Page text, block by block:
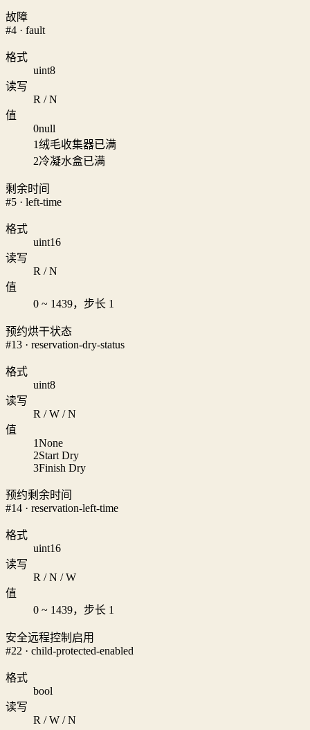
故障
#4 · fault
格式
uint8
读写
R / N
值
0null
1绒毛收集器已满
2冷凝水盒已满
剩余时间
#5 · left-time
格式
uint16
读写
R / N
值
0 ~ 1439，步长 1
预约烘干状态
#13 · reservation-dry-status
格式
uint8
读写
R / W / N
值
1None
2Start Dry
3Finish Dry
预约剩余时间
#14 · reservation-left-time
格式
uint16
读写
R / N / W
值
0 ~ 1439，步长 1
安全远程控制启用
#22 · child-protected-enabled
格式
bool
读写
R / W / N